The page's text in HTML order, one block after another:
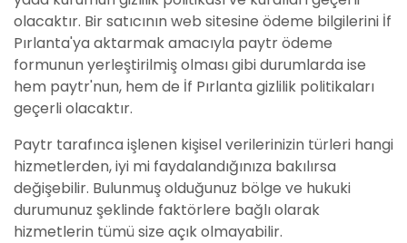
olacaktır. Bir satıcının web sitesine ödeme bilgilerini İf
Pırlanta'ya aktarmak amacıyla paytr ödeme
formunun yerleştirilmiş olması gibi durumlarda ise
hem paytr'nun, hem de İf Pırlanta gizlilik politikaları
geçerli olacaktır.
Paytr tarafınca işlenen kişisel verilerinizin türleri hangi
hizmetlerden, iyi mi faydalandığınıza bakılırsa
değişebilir. Bulunmuş olduğunuz bölge ve hukuki
durumunuz şeklinde faktörlere bağlı olarak
hizmetlerin tümü size açık olmayabilir.